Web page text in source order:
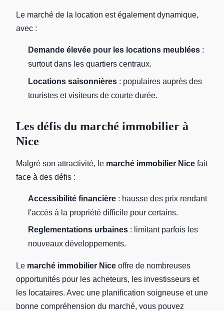
Le marché de la location est également dynamique,
avec :
Demande élevée pour les locations meublées :
surtout dans les quartiers centraux.
Locations saisonnières : populaires auprès des
touristes et visiteurs de courte durée.
Les défis du marché immobilier à
Nice
Malgré son attractivité, le marché immobilier Nice fait
face à des défis :
Accessibilité financière : hausse des prix rendant
l'accès à la propriété difficile pour certains.
Reglementations urbaines : limitant parfois les
nouveaux développements.
Le marché immobilier Nice offre de nombreuses
opportunités pour les acheteurs, les investisseurs et
les locataires. Avec une planification soigneuse et une
bonne compréhension du marché, vous pouvez